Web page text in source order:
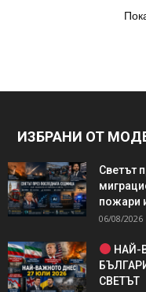
ИЗБРАНИ ОТ
Светът
пожари
06/08/2026
НАЙ-
СВЕТЪТ